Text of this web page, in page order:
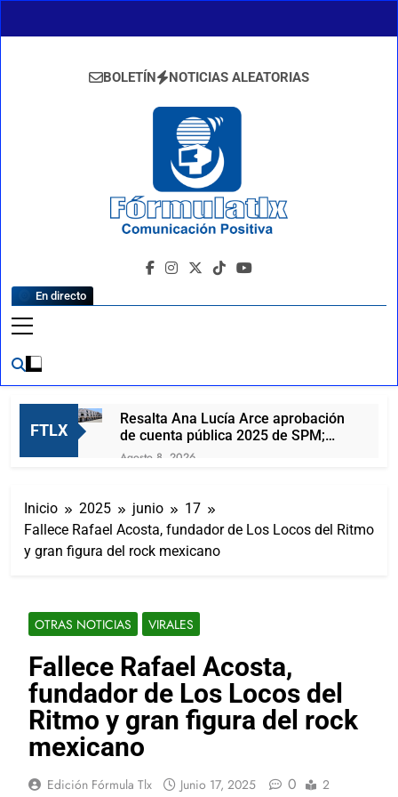
BOLETÍN NOTICIAS ALEATORIAS
En directo
FormulaTlx
Comunicación Positiva
FTLX
Resalta Ana Lucía Arce aprobación
de cuenta pública 2025 de SPM;
observaciones serán subsanadas
Agosto 8, 2026
de Alfonso Sánchez
Agosto 8, 2026
Joven mujer muere prensada tras
brutal choque en la Apizaco-
Reinas De “Tlaxcala, La Feria De
Ferias 2026: La Flor Tlaxcalteca”
Agosto 7, 2026
Carlos Augusto Pérez Hernández
reafirma su compromiso con la
capital de Tlaxcala a través del
diálogo directo con la ciudadanía
Agosto 7, 2026
Lorena Cuéllar podría ser detenida
por la DEA antes de que concluya
su mandato
Agosto 7, 2026
buenas noticias!
Inicio 2025 junio
17
Fallece Rafael Acosta, fundador de Los Locos del Ritmo
y gran figura del rock mexicano
OTRAS NOTICIAS VIRALES
Fallece Rafael Acosta,
fundador de Los Locos del
Ritmo y gran figura del rock
mexicano
Edición Fórmula Tlx Junio 17, 2025 0
2